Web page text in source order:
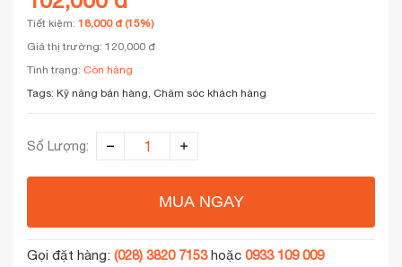
Tiết kiệm: 18,000 đ (15%)
Giá thị trường: 120,000 đ
Tình trạng: Còn hàng
Tags: Kỹ năng bán hàng, Chăm sóc khách hàng
Số Lượng:
MUA NGAY
Gọi đặt hàng: (028) 3820 7153hoặc 0933 109 009